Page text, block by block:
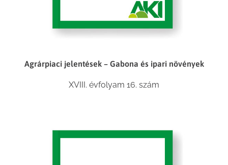
Agrárpiaci jelentések – Gabona és ipari növények
XVIII. évfolyam 16. szám